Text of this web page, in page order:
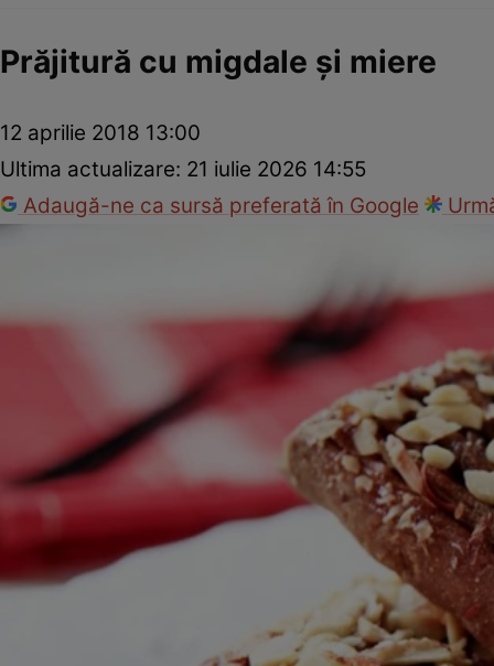
Prăjitură cu migdale şi miere
12 aprilie 2018 13:00
Ultima actualizare: 21 iulie 2026 14:55
Adaugă-ne ca sursă preferată în Google